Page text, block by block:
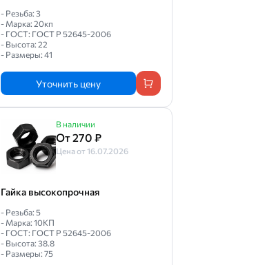
- Резьба: 3
- Марка: 20кп
- ГОСТ: ГОСТ Р 52645-2006
- Высота: 22
- Размеры: 41
Уточнить цену
В наличии
От 270 ₽
Цена от 16.07.2026
Гайка высокопрочная
- Резьба: 5
- Марка: 10КП
- ГОСТ: ГОСТ Р 52645-2006
- Высота: 38.8
- Размеры: 75